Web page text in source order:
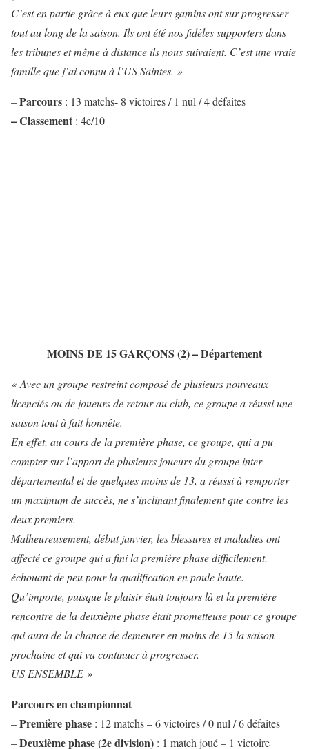
C’est en partie grâce à eux que leurs gamins ont sur progresser
tout au long de la saison. Ils ont été nos fidèles supporters dans
les tribunes et même à distance ils nous suivaient. C’est une vraie
famille que j’ai connu à l’US Saintes. »
–Parcours : 13 matchs- 8 victoires / 1 nul / 4 défaites
–Classement : 4e/10
MOINS DE 15 GARÇONS (2)– Département
« Avec un groupe restreint composé de plusieurs nouveaux
licenciés ou de joueurs de retour au club, ce groupe a réussi une
saison tout à fait honnête.
En effet, au cours de la première phase, ce groupe, qui a pu
compter sur l’apport de plusieurs joueurs du groupe inter-
départemental et de quelques moins de 13, a réussi à remporter
un maximum de succès, ne s’inclinant finalement que contre les
deux premiers.
Malheureusement, début janvier, les blessures et maladies ont
affecté ce groupe qui a fini la première phase difficilement,
échouant de peu pour la qualification en poule haute.
Qu’importe, puisque le plaisir était toujours là et la première
rencontre de la deuxième phase était prometteuse pour ce groupe
qui aura de la chance de demeurer en moins de 15 la saison
prochaine et qui va continuer à progresser.
US ENSEMBLE »
Parcours en championnat
–Première phase : 12 matchs– 6 victoires / 0 nul / 6 défaites
–Deuxième phase (2e division) : 1 match joué – 1 victoire